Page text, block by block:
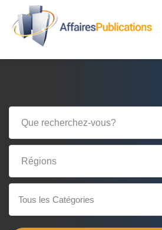
Tous les Catégories